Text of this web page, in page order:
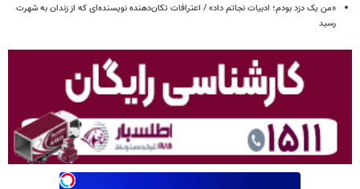
«من یک دزد بودم؛ ادبیات نجاتم داد» / اعترافات تکان‌دهنده نویسنده‌ای که از زندان به شهرت
رسید